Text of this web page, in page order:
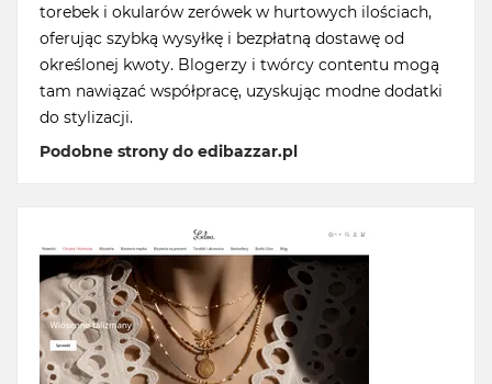
torebek i okularów zerówek w hurtowych ilościach,
oferując szybką wysyłkę i bezpłatną dostawę od
określonej kwoty. Blogerzy i twórcy contentu mogą
tam nawiązać współpracę, uzyskując modne dodatki
do stylizacji.
Podobne strony do edibazzar.pl